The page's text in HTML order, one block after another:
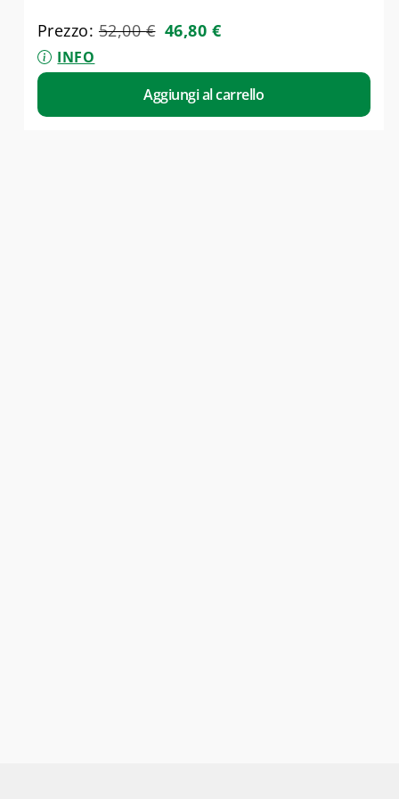
Prezzo: 52,00€ 46,80 €
INFO
Aggiungi al carrello